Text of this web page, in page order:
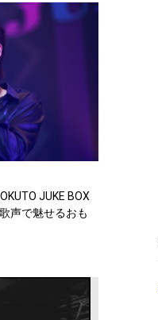
JUKE BOX
声で魅せるおも